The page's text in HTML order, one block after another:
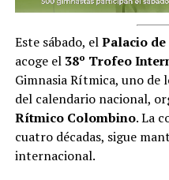
Este sábado, elPalacio
acoge el 38º Trofeo
Gimnasia Rítmica, uno de
del calendario nacional,
Rítmico Colombino. La
cuatro décadas, sigue
internacional.